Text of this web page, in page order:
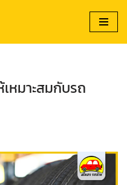
หมาะสมกับรถ